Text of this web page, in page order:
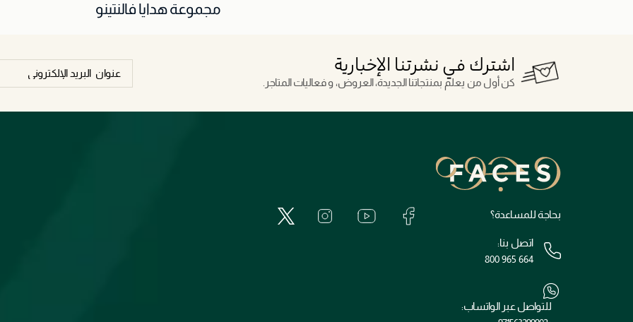
مجموعة هدايا فالنتينو
اشترك في نشرتنا الإخبارية
كن أول من يعلم بمنتجاتنا الجديدة، العروض، و فعاليات المتاجر.
بحاجة للمساعدة؟
اتصل بنا:
800 965 664
للتواصل عبر الواتساب: